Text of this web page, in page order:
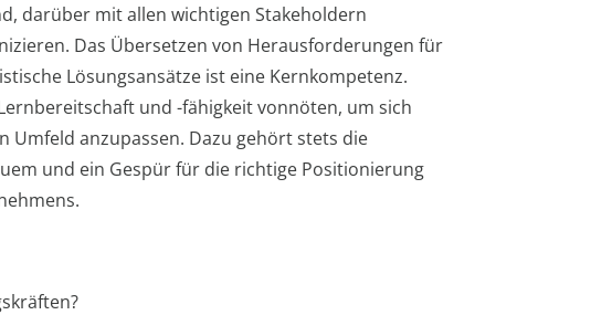
darüber mit allen wichtigen Stakeholdern
Das Übersetzen von Herausforderungen für
Lösungsansätze ist eine Kernkompetenz.
und -fähigkeit vonnöten, um sich
Umfeld anzupassen. Dazu gehört stets die
und ein Gespür für die richtige Positionierung